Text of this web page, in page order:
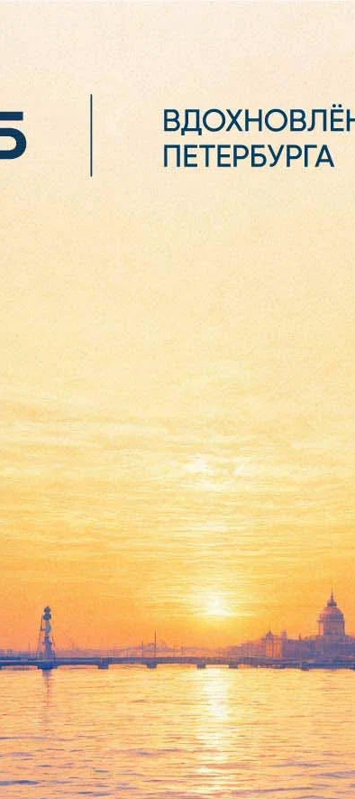
привезут в